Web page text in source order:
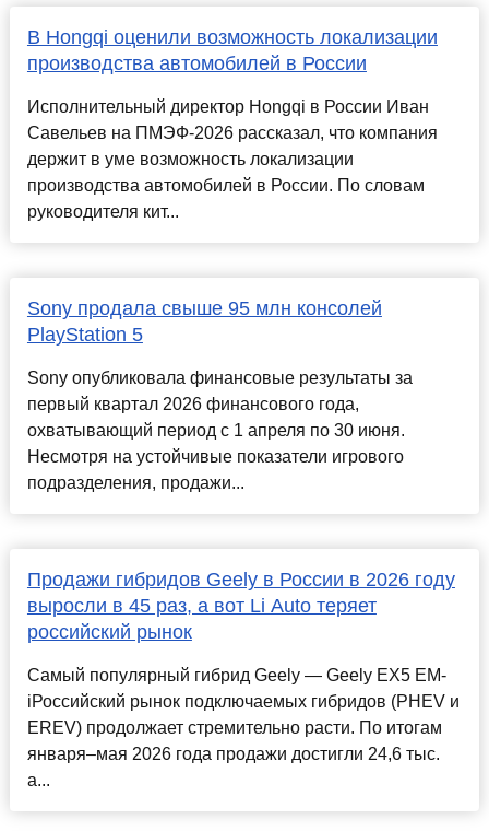
В Hongqi оценили возможность локализации
производства автомобилей в России
Исполнительный директор Hongqi в России Иван
Савельев на ПМЭФ-2026 рассказал, что компания
держит в уме возможность локализации
производства автомобилей в России. По словам
руководителя кит...
Sony продала свыше 95 млн консолей
PlayStation 5
Sony опубликовала финансовые результаты за
первый квартал 2026 финансового года,
охватывающий период с 1 апреля по 30 июня.
Несмотря на устойчивые показатели игрового
подразделения, продажи...
Продажи гибридов Geely в России в 2026 году
выросли в 45 раз, а вот Li Auto теряет
российский рынок
Самый популярный гибрид Geely — Geely EX5 EM-
iРоссийский рынок подключаемых гибридов (PHEV и
EREV) продолжает стремительно расти. По итогам
января–мая 2026 года продажи достигли 24,6 тыс.
а...